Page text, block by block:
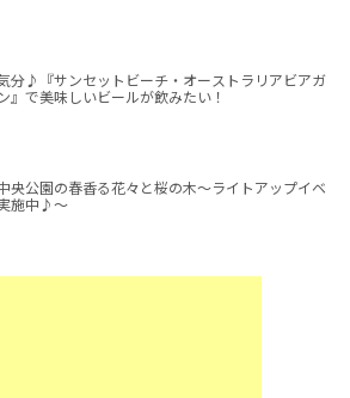
分♪『サンセットビーチ・オーストラリアビアガ
』で美味しいビールが飲みたい！
央公園の春香る花々と桜の木～ライトアップイベ
施中♪～